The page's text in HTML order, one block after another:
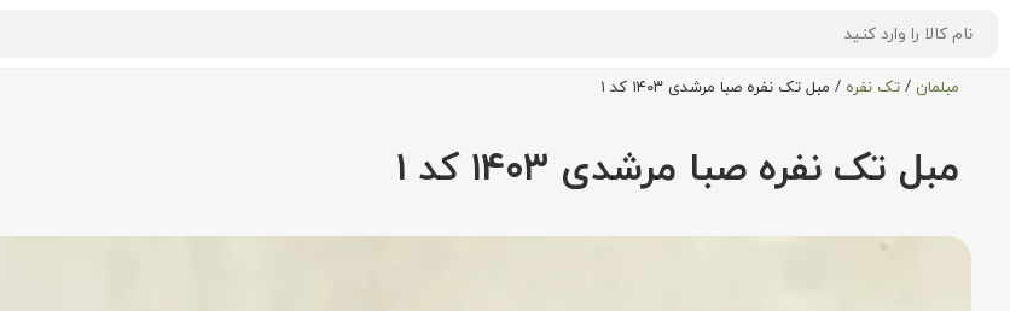
مبلمان / تک نفره / مبل تک نفره صبا مرشدی ۱۴۰۳ کد ۱
مبل تک نفره صبا مرشدی ۱۴۰۳ کد ۱